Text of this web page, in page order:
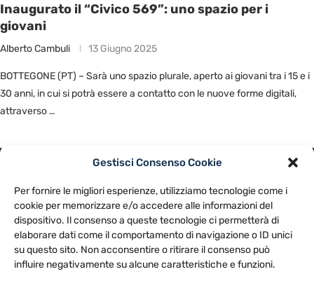
Gestisci Consenso Cookie
Per fornire le migliori esperienze, utilizziamo tecnologie come i
cookie per memorizzare e/o accedere alle informazioni del
dispositivo. Il consenso a queste tecnologie ci permetterà di
elaborare dati come il comportamento di navigazione o ID unici
su questo sito. Non acconsentire o ritirare il consenso può
influire negativamente su alcune caratteristiche e funzioni.
Inaugurato il “Civico 569”: uno spazio per i
giovani
Alberto Cambuli 13 Giugno 2025
BOTTEGONE (PT) – Sarà uno spazio plurale, aperto ai giovani tra i 15 e i
30 anni, in cui si potrà essere a contatto con le nuove forme digitali,
attraverso …
NOTE LEGALI
CONTATTACI PREFERENZE
TV LIBERA S.P.A.
Via Monteleonese 95/21 – 51100 Pistoia (PT)
Tel. 0573.9136 / Fax 0573.913615